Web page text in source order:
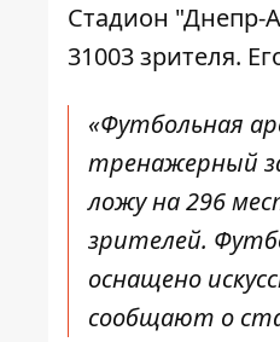
Стадион "Днепр-
31003 зрителя.
«Футбольная
тренажерный
ложу на 296
зрителей.
оснащено
сообщают о